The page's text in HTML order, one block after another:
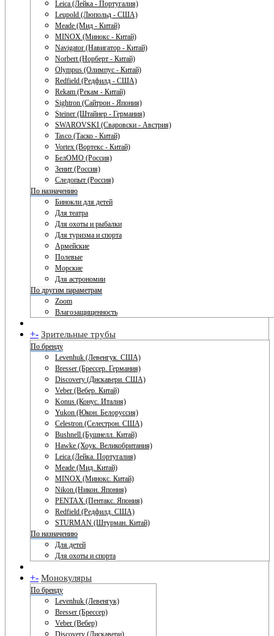
Leica (Лейка - Португалия)
Leupold (Люпольд - США)
Meade (Мид - Китай)
MINOX (Минокс - Китай)
Navigator (Навигатор - Китай)
Norbert (Норберт - Китай)
Olympus (Олимпус - Китай)
Redfield (Редфилд - США)
Rekam (Рекам - Китай)
Sightron (Сайтрон - Япония)
Steiner (Штайнер - Германия)
SWAROVSKI (Сваровски - Австрия)
Tasco (Таско - Китай)
Vortex (Вортекс - Китай)
БелОМО (Россия)
Зенит (Россия)
Следопыт (Россия)
По назначению
Бинокли для детей
Для театра
Для охоты и рыбалки
Для туризма и спорта
Армейские
Полевые
Морские
Для астрономии
По другим параметрам
Zoom
Влагозащищенность
+- Зрительные трубы
По бренду
Levenhuk (Левенгук. США)
Bresser (Брессер. Германия)
Discovery (Дискавери. США)
Veber (Вебер. Китай)
Konus (Конус. Италия)
Yukon (Юкон. Белоруссия)
Celestron (Селестрон. США)
Bushnell (Бушнелл. Китай)
Hawke (Хоук. Великобритания)
Leica (Лейка. Португалия)
Meade (Мид. Китай)
MINOX (Минокс. Китай)
Nikon (Никон. Япония)
PENTAX (Пентакс. Япония)
Redfield (Редфилд. США)
STURMAN (Штурман. Китай)
По назначению
Для детей
Для охоты и спорта
+- Монокуляры
По бренду
Levenhuk (Левенгук)
Bresser (Брессер)
Veber (Вебер)
Discovery (Дискавери)